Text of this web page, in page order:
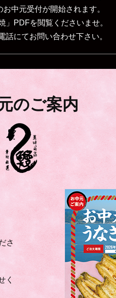
中元受付が開始されます。
」PDFを閲覧くださいませ。
にてお問い合わせ下さい。
のご案内
さ
く